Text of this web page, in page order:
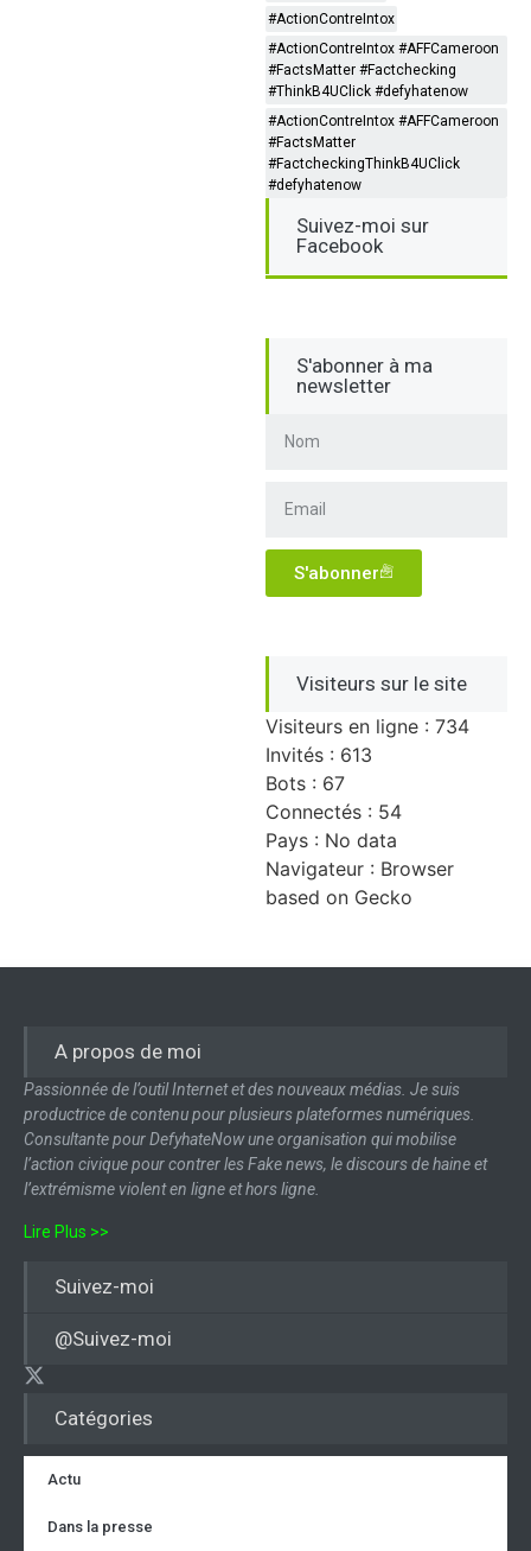
#ActionContreIntox
#ActionContreIntox #AFFCameroon
#FactsMatter #Factchecking
#ThinkB4UClick #defyhatenow
#ActionContreIntox #AFFCameroon
#FactsMatter
#FactcheckingThinkB4UClick
#defyhatenow
Suivez-moi sur
Facebook
S'abonner à ma
newsletter
S'abonner
Visiteurs sur le site
Visiteurs en ligne : 734
Invités : 613
Bots : 67
Connectés : 54
Pays : No data
Navigateur : Browser
based on Gecko
Catégories
Actu
Dans la presse
A propos de moi
Passionnée de l’outil Internet et des nouveaux médias. Je suis
productrice de contenu pour plusieurs plateformes numériques.
Consultante pour DefyhateNow une organisation qui mobilise
l’action civique pour contrer les Fake news, le discours de haine et
l’extrémisme violent en ligne et hors ligne.
Lire Plus >>
Suivez-moi
@Suivez-moi